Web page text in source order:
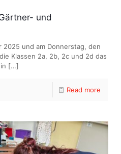
und
2025 und am Donnerstag, den
Klassen 2a, 2b, 2c und 2d das
[…]
Read more